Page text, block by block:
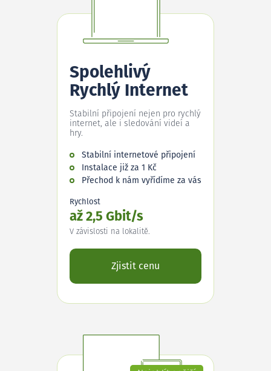
Spolehlivý
Rychlý Internet
Stabilní připojení nejen pro rychlý
internet, ale i sledování videí a
hry.
Stabilní internetové připojení
Instalace již za 1 Kč
Přechod k nám vyřídíme za vás
Rychlost
až 2,5 Gbit/s
V závislosti na lokalitě.
Zjistit cenu